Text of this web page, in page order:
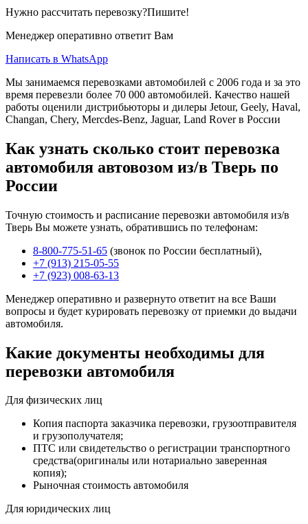
Нужно рассчитать перевозку?Пишите!
Менеджер оперативно ответит Вам
Написать в WhatsApp
Мы занимаемся перевозками автомобилей с 2006 года и за это
время перевезли более 70 000 автомобилей. Качество нашей
работы оценили дистрибьюторы и дилеры Jetour, Geely, Haval,
Changan, Chery, Mercdes-Benz, Jaguar, Land Rover в России
Как узнать сколько стоит перевозка
автомобиля автовозом из/в Тверь по
России
Точную стоимость и расписание перевозки автомобиля из/в
Тверь Вы можете узнать, обратившись по телефонам:
8-800-775-51-65 (звонок по России бесплатный),
+7 (913) 215-05-55
+7 (923) 008-63-13
Менеджер оперативно и развернуто ответит на все Ваши
вопросы и будет курировать перевозку от приемки до выдачи
автомобиля.
Какие документы необходимы для
перевозки автомобиля
Для физических лиц
Копия паспорта заказчика перевозки, грузоотправителя
и грузополучателя;
ПТС или свидетельство о регистрации транспортного
средства(оригиналы или нотариально заверенная
копия);
Рыночная стоимость автомобиля
Для юридических лиц